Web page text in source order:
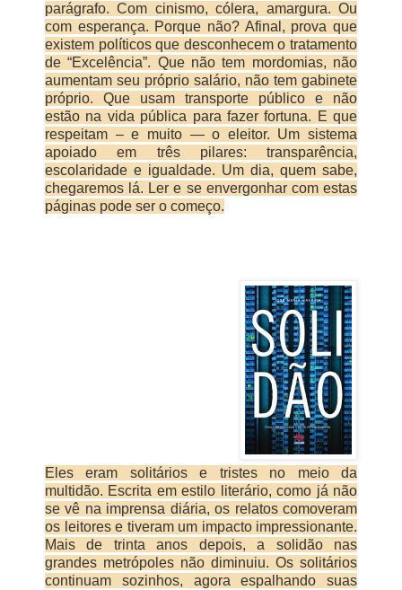
parágrafo. Com cinismo, cólera, amargura. Ou
com esperança. Porque não? Afinal, prova que
existem políticos que desconhecem o tratamento
de “Excelência”. Que não tem mordomias, não
aumentam seu próprio salário, não tem gabinete
próprio. Que usam transporte público e não
estão na vida pública para fazer fortuna. E que
respeitam – e muito — o eleitor. Um sistema
apoiado em três pilares: transparência,
escolaridade e igualdade. Um dia, quem sabe,
chegaremos lá. Ler e se envergonhar com estas
páginas pode ser o começo.
Eles eram solitários e tristes no meio da
multidão. Escrita em estilo literário, como já não
se vê na imprensa diária, os relatos comoveram
os leitores e tiveram um impacto impressionante.
Mais de trinta anos depois, a solidão nas
grandes metrópoles não diminuiu. Os solitários
continuam sozinhos, agora espalhando suas